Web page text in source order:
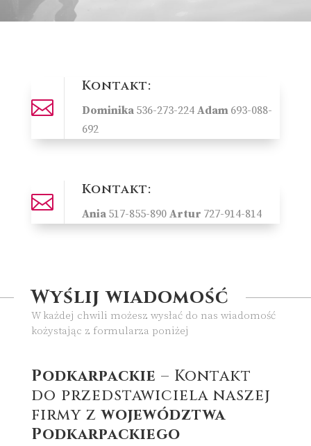

Kontakt:
Dominika 536-273-224 Adam 693-088-
692

Kontakt:
Ania 517-855-890 Artur 727-914-814
Wyślij wiadomość
W każdej chwili możesz wysłać do nas wiadomość
kożystając z formularza poniżej
Podkarpackie – Kontakt
do przedstawiciela naszej
firmy zwojewództwa
Podkarpackiego